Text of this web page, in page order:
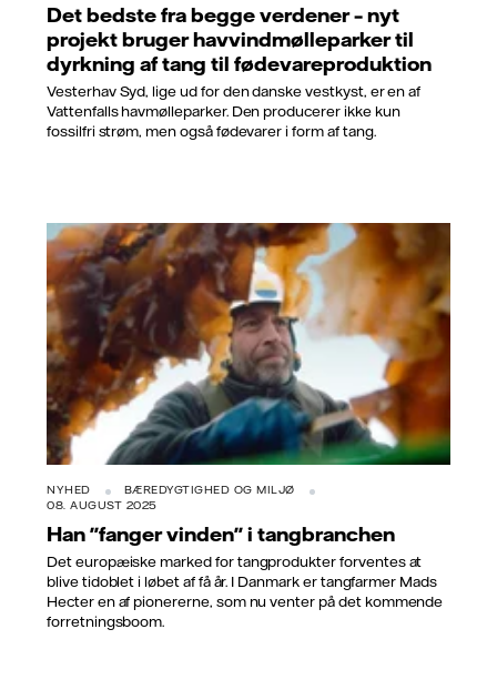
Det bedste fra begge verdener – nyt
projekt bruger havvindmølleparker til
dyrkning af tang til fødevareproduktion
Vesterhav Syd, lige ud for den danske vestkyst, er en af
Vattenfalls havmølleparker. Den producerer ikke kun
fossilfri strøm, men også fødevarer i form af tang.
NYHED
BÆREDYGTIGHED OG MILJØ
08. AUGUST 2025
Han "fanger vinden" i tangbranchen
Det europæiske marked for tangprodukter forventes at
blive tidoblet i løbet af få år. I Danmark er tangfarmer Mads
Hecter en af pionererne, som nu venter på det kommende
forretningsboom.